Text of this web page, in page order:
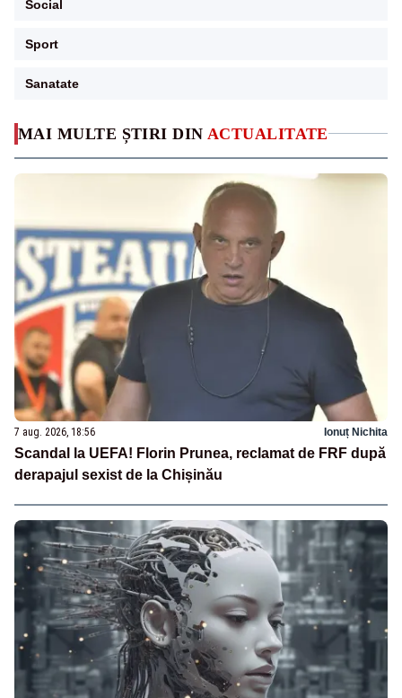
MAI MULTE ȘTIRI DIN ACTUALITATE
7 aug. 2026, 18:56 Ionuț Nichita
Scandal la UEFA! Florin Prunea, reclamat de FRF după
derapajul sexist de la Chișinău
Social
Sport
Sanatate